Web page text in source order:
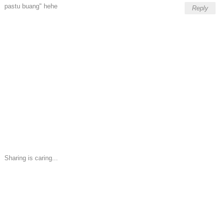
pastu buang" hehe
Reply
Sharing is caring...